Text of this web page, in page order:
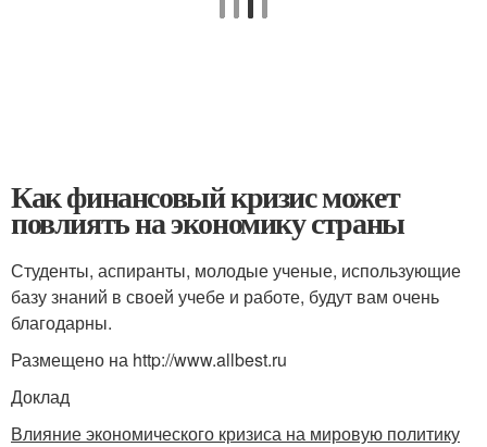
Как финансовый кризис может
повлиять на экономику страны
Студенты, аспиранты, молодые ученые, использующие
базу знаний в своей учебе и работе, будут вам очень
благодарны.
Размещено на http://www.allbest.ru
Доклад
Влияние экономического кризиса на мировую политику